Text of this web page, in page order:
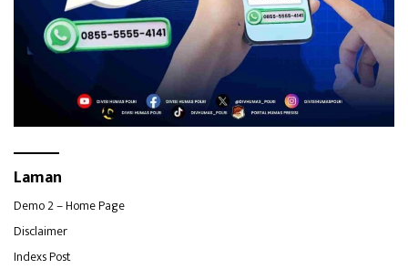
Laman
Demo 2 – Home Page
Disclaimer
Indexs Post